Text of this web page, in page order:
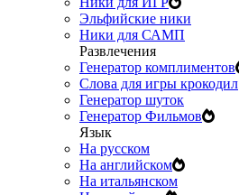
Эльфийские ники
Ники для САМП
Развлечения
Генератор комплиментов
Слова для игры крокодил
Генератор шуток
Генератор Фильмов
Язык
На русском
На английском
На итальянском